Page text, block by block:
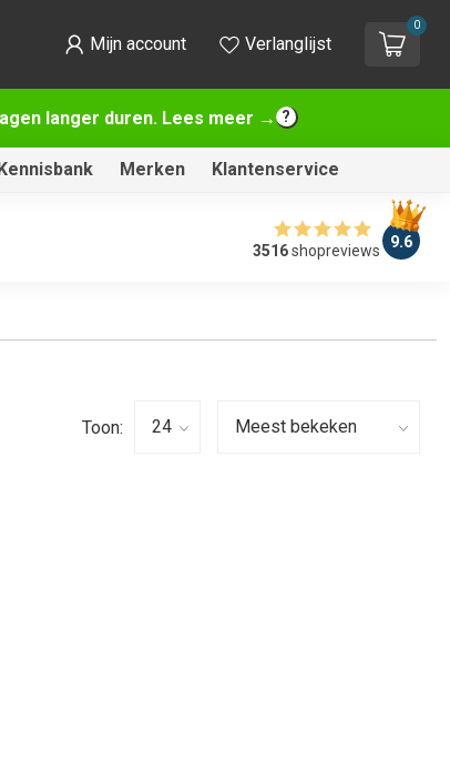
langer duren. Lees meer →
Mijn account Verlanglijst
0
Merken Klantenservice
3516shopreviews 9.6
Toon: